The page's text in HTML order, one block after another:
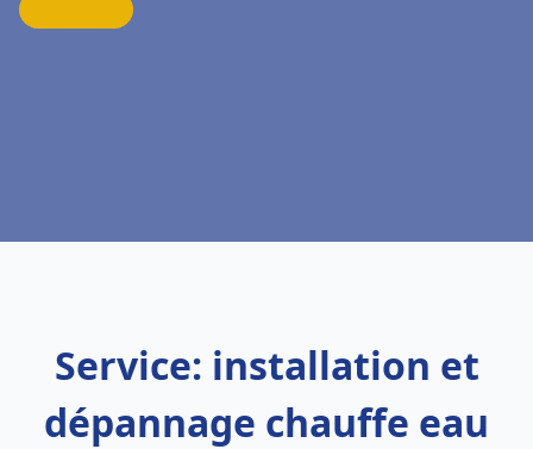
Service: installation et
dépannage chauffe eau